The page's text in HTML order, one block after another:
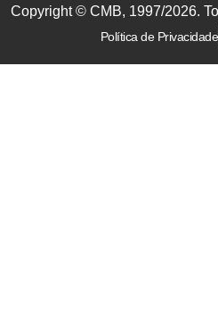
Copyright © CMB, 1997/2026.
Política de Privacidade